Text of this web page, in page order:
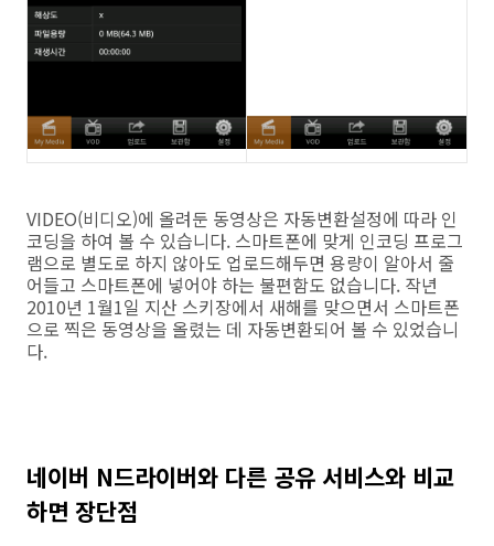
VIDEO(비디오)에 올려둔 동영상은 자동변환설정에 따라 인
코딩을 하여 볼 수 있습니다. 스마트폰에 맞게 인코딩 프로그
램으로 별도로 하지 않아도 업로드해두면 용량이 알아서 줄
어들고 스마트폰에 넣어야 하는 불편함도 없습니다. 작년
2010년 1월1일 지산 스키장에서 새해를 맞으면서 스마트폰
으로 찍은 동영상을 올렸는 데 자동변환되어 볼 수 있었습니
다.
네이버 N드라이버와 다른 공유 서비스와 비교
하면 장단점